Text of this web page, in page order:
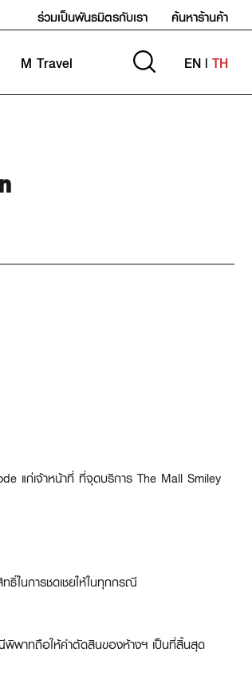
ร่วมเป็นพันธมิตรกับเรา ค้นหาร้านค้า
M Travel EN | TH
แก่เจ้าหน้าที่ ที่จุดบริการ The Mall Smiley
ในการชดเชยให้ในทุกกรณี
พิพาทถือให้คำตัดสินของห้างฯ เป็นที่สิ้นสุด